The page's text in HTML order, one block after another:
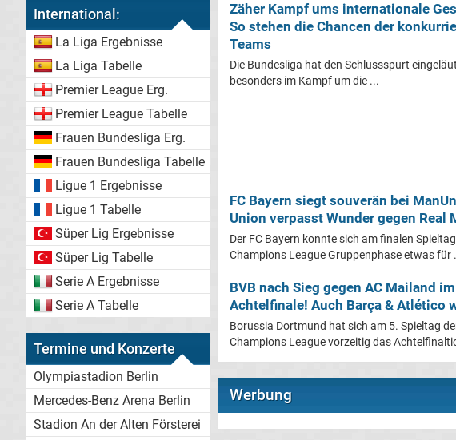
International:
La Liga Ergebnisse
La Liga Tabelle
Premier League Erg.
Premier League Tabelle
Frauen Bundesliga Erg.
Frauen Bundesliga Tabelle
Ligue 1 Ergebnisse
Ligue 1 Tabelle
Süper Lig Ergebnisse
Süper Lig Tabelle
Serie A Ergebnisse
Serie A Tabelle
Termine und Konzerte
Olympiastadion Berlin
Mercedes-Benz Arena Berlin
Stadion An der Alten Försterei
Zäher Kampf ums internationale
So stehen die Chancen der
Teams
Die Bundesliga hat den Schlussspurt
besonders im Kampf um die ...
FC Bayern siegt souverän bei
Union verpasst Wunder gegen Real
Der FC Bayern konnte sich am finalen
Champions League Gruppenphase etwas für
BVB nach Sieg gegen AC Mailand im
Achtelfinale! Auch Barça & Atlético
Borussia Dortmund hat sich am 5. Spieltag
Champions League vorzeitig das
Werbung